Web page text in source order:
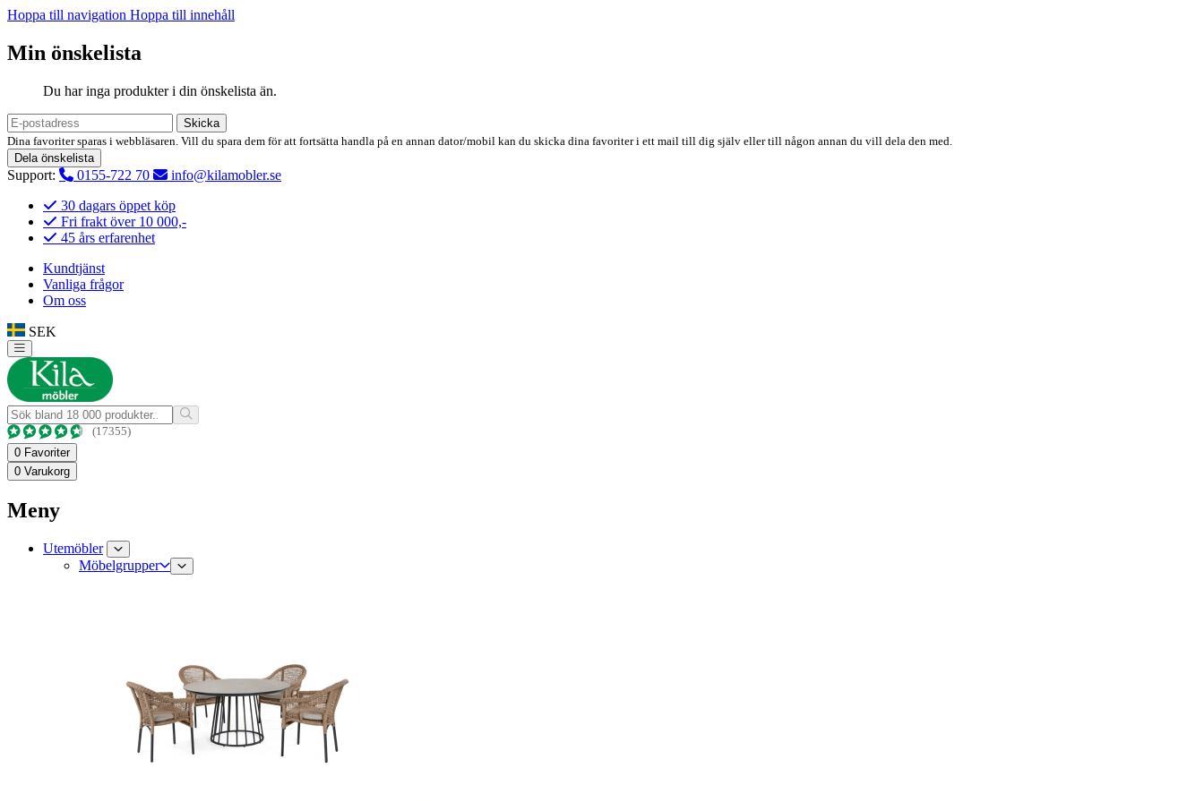
Hoppa till navigation Hoppa till innehåll
Min önskelista
Du har inga produkter i din önskelista än.
Skicka
Dina favoriter sparas i webbläsaren. Vill du spara dem för att fortsätta handla på en annan dator/mobil kan du skicka dina favoriter i ett mail till dig själv eller till någon annan du vill dela den med.
Dela önskelista
Support: 0155-722 70
info@kilamobler.se
30 dagars öppet köp
Fri frakt över 10 000,-
45 års erfarenhet
Kundtjänst
Vanliga frågor
Om oss
SEK
(17355)
0 Favoriter
0 Varukorg
Meny
Utemöbler
Möbelgrupper